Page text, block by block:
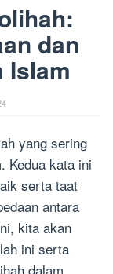
dan
Islam
yang sering
Kedua kata ini
serta taat
antara
kita akan
ini serta
dalam